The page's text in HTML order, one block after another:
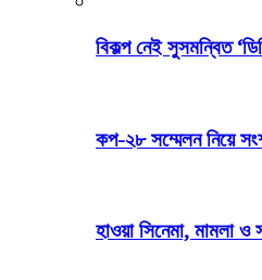
বিকল্প নেই সুসমন্বিত
কপ-২৮ সম্মেলন নিয়ে
হাওয়া সিনেমা, মামলা ও